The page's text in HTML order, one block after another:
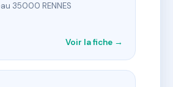
35000 RENNES
Voir la fiche →